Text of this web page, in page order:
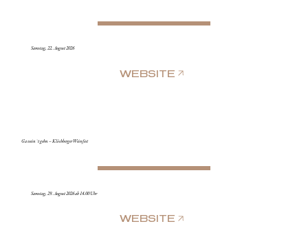
Samstag, 22. August 2026
WEBSITE
Ga wein`t gehn – Klöchberger Weinfest
Samstag, 29. August 2026 ab 14.00 Uhr
WEBSITE